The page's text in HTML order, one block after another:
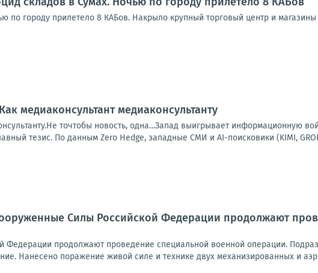
по городу прилетело 8 КАБов. Накрыло крупный торговый центр и
медиаконсультант медиаконсультанту
точтобы новость, одна…Запад выигрывает информационную
тезис. По данным Zero Hedge, западные СМИ и AI-поисковики (KIMI,
Силы Российской Федерации продолжают
Федерации продолжают проведение специальной военной операции.
Нанесено поражение живой силе и технике двух механизированных и